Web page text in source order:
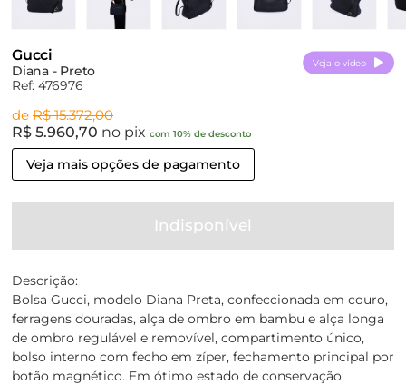
Gucci
Diana - Preto
Ref: 476976
Veja o vídeo
de R$ 15.372,00
R$ 5.960,70 no pix com 10% de desconto
Veja mais opções de pagamento
Indisponível
Descrição:
Bolsa Gucci, modelo Diana Preta, confeccionada em couro,
ferragens douradas, alça de ombro em bambu e alça longa
de ombro regulável e removível, compartimento único,
bolso interno com fecho em zíper, fechamento principal por
botão magnético. Em ótimo estado de conservação,